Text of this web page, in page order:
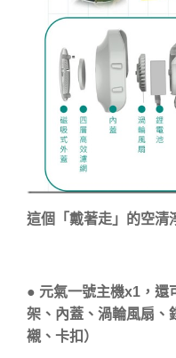
這個「戴著走」的空清
● 元氣一號主機x1，還
架、內蓋、渦輪風扇、
襯、卡扣）